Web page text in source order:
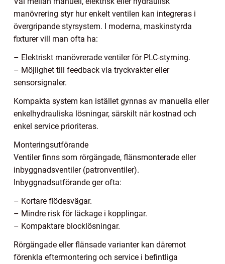
manövrering styr hur enkelt ventilen kan integreras i
övergripande styrsystem. I moderna, maskinstyrda
fixturer vill man ofta ha:
– Elektriskt manövrerade ventiler för PLC-styrning.
– Möjlighet till feedback via tryckvakter eller
sensorsignaler.
Kompakta system kan istället gynnas av manuella eller
enkelhydrauliska lösningar, särskilt när kostnad och
enkel service prioriteras.
Monteringsutförande
Ventiler finns som rörgängade, flänsmonterade eller
inbyggnadsventiler (patronventiler).
Inbyggnadsutförande ger ofta:
– Kortare flödesvägar.
– Mindre risk för läckage i kopplingar.
– Kompaktare blocklösningar.
Rörgängade eller flänsade varianter kan däremot
förenkla eftermontering och service i befintliga